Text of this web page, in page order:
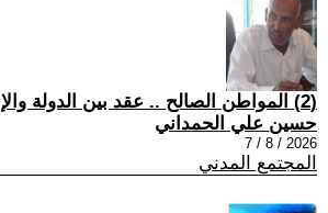
(2) المواطن الصالح .. عقد بين الدولة والإنسان
حسين علي الحمداني
2026 / 8 / 7
المجتمع المدني